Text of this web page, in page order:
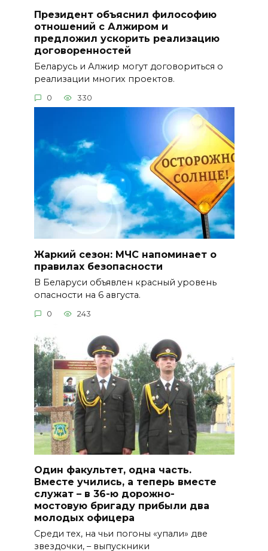
Президент объяснил философию
отношений с Алжиром и
предложил ускорить реализацию
договоренностей
Беларусь и Алжир могут договориться о
реализации многих проектов.
0 330
Жаркий сезон: МЧС напоминает о
правилах безопасности
В Беларуси объявлен красный уровень
опасности на 6 августа.
0 243
Один факультет, одна часть.
Вместе учились, а теперь вместе
служат – в 36-ю дорожно-
мостовую бригаду прибыли два
молодых офицера
Среди тех, на чьи погоны «упали» две
звездочки, – выпускники